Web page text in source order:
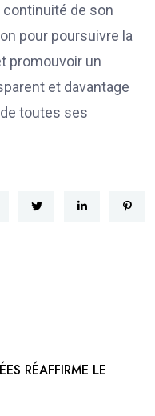
continuité de son
pour poursuivre la
promouvoir un
et davantage
toutes ses
RÉAFFIRME LE